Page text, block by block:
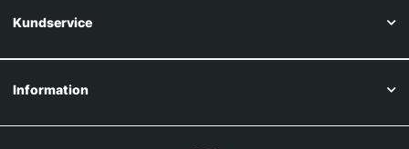
Kundservice
Information